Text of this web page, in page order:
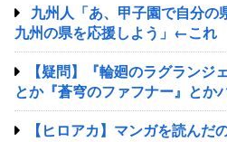
九州人「あ、甲子園で自分の
九州の県を応援しよう」←これ
【疑問】『輪廻のラグランジ
とか『蒼穹のファフナー』とか
のアニメあるじゃん？
【ヒロアカ】マンガを読ん